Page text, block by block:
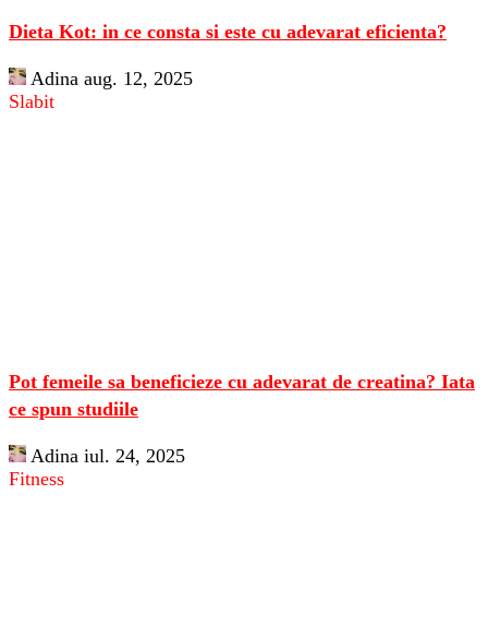
Dieta Kot: in ce consta si este cu adevarat eficienta?
Adina aug. 12, 2025
Slabit
Pot femeile sa beneficieze cu adevarat de creatina? Iata
ce spun studiile
Adina iul. 24, 2025
Fitness